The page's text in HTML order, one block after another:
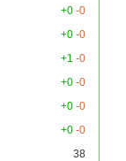
+0 -0
+0 -0
+1 -0
+0 -0
+0 -0
+0 -0
38